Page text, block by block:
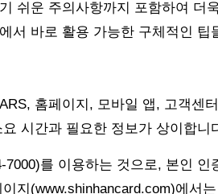
쉬운 주의사항까지 포함하여 더
서 바로 활용 가능한 구체적인 팁
홈페이지, 모바일 앱, 고객센
시간과 필요한 정보가 상이합니
7000)를 이용하는 것으로, 본인 인
지(www.shinhancard.com)에서는